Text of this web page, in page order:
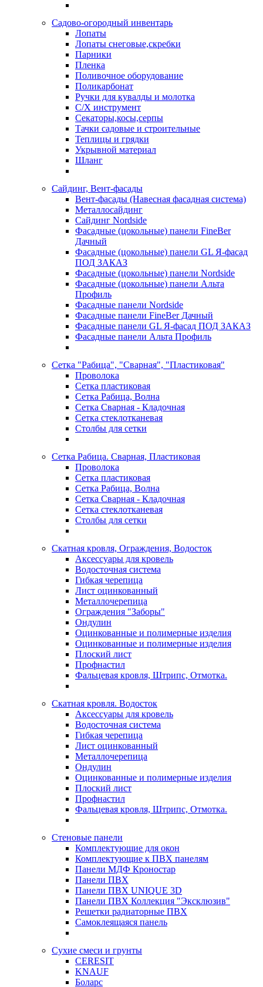
Садово-огородный инвентарь
Лопаты
Лопаты снеговые,скребки
Парники
Пленка
Поливочное оборудование
Поликарбонат
Ручки для кувалды и молотка
С/Х инструмент
Секаторы,косы,серпы
Тачки садовые и строительные
Теплицы и грядки
Укрывной материал
Шланг
Сайдинг, Вент-фасады
Вент-фасады (Навесная фасадная система)
Металлосайдинг
Сайдинг Nordside
Фасадные (цокольные) панели FineBer
Дачный
Фасадные (цокольные) панели GL Я-фасад
ПОД ЗАКАЗ
Фасадные (цокольные) панели Nordside
Фасадные (цокольные) панели Альта
Профиль
Фасадные панели Nordside
Фасадные панели FineBer Дачный
Фасадные панели GL Я-фасад ПОД ЗАКАЗ
Фасадные панели Альта Профиль
Сетка "Рабица", "Сварная", "Пластиковая"
Проволока
Сетка пластиковая
Сетка Рабица, Волна
Сетка Сварная - Кладочная
Сетка стеклотканевая
Столбы для сетки
Сетка Рабица. Сварная, Пластиковая
Проволока
Сетка пластиковая
Сетка Рабица, Волна
Сетка Сварная - Кладочная
Сетка стеклотканевая
Столбы для сетки
Скатная кровля, Ограждения, Водосток
Аксессуары для кровель
Водосточная система
Гибкая черепица
Лист оцинкованный
Металлочерепица
Ограждения "Заборы"
Ондулин
Оцинкованные и полимерные изделия
Оцинкованные и полимерные изделия
Плоский лист
Профнастил
Фальцевая кровля, Штрипс, Отмотка.
Скатная кровля. Водосток
Аксессуары для кровель
Водосточная система
Гибкая черепица
Лист оцинкованный
Металлочерепица
Ондулин
Оцинкованные и полимерные изделия
Плоский лист
Профнастил
Фальцевая кровля, Штрипс, Отмотка.
Стеновые панели
Комплектующие для окон
Комплектующие к ПВХ панелям
Панели МДФ Кроностар
Панели ПВХ
Панели ПВХ UNIQUE 3D
Панели ПВХ Коллекция "Эксклюзив"
Решетки радиаторные ПВХ
Самоклеящаяся панель
Сухие смеси и грунты
CERESIT
KNAUF
Боларс